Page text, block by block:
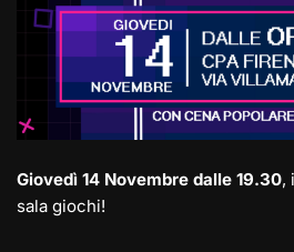
Giovedì 14 Novembre dalle 19.30,
sala giochi!